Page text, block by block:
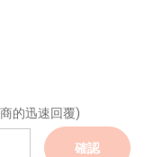
的迅速回覆)
確認